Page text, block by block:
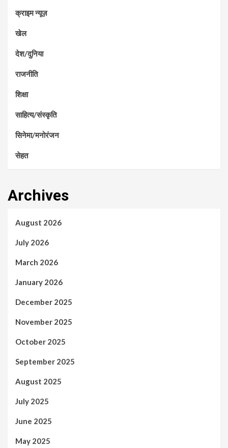
क्राइम न्यूज़
खेल
देश/दुनिया
राजनीति
शिक्षा
साहित्य/संस्कृति
सिनेमा/मनोरंजन
सेहत
Archives
August 2026
July 2026
March 2026
January 2026
December 2025
November 2025
October 2025
September 2025
August 2025
July 2025
June 2025
May 2025